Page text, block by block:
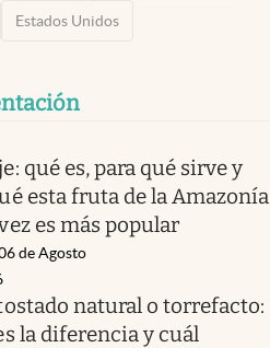
Estados Unidos
qué es, para qué sirve y
esta fruta de la Amazonía
es más popular
de Agosto
natural o torrefacto:
la diferencia y cuál